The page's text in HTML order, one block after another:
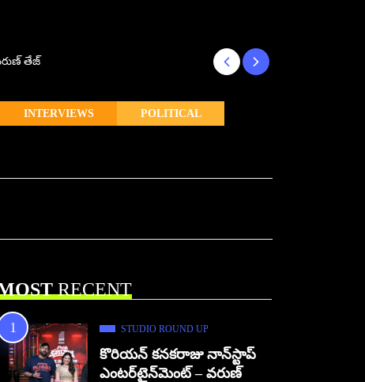
తేజ్
INTERVIEWS POLITICAL
RECENT
STUDIO ROUND UP
కొరియన్ కనకరాజు నాన్‌స్టాప్
ఎంటర్‌టైన్‌మెంట్ – వరుణ్